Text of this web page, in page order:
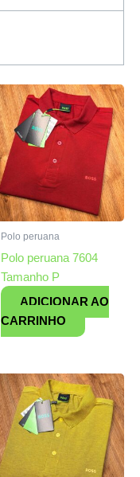
Polo peruana
Polo peruana 7604
Tamanho P
ADICIONAR AO
CARRINHO